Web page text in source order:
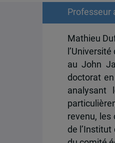
Professeur
Mathieu
au John
doctorat
analysant
revenu,
de